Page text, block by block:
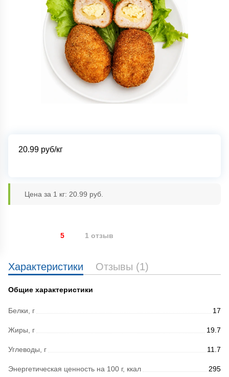
20.99 руб/кг
Цена за 1 кг: 20.99 руб.
Характеристики Отзывы (1)
Общие характеристики
Белки, г 17
Жиры, г 19.7
Углеводы, г 11.7
Энергетическая ценность на 100 г, ккал 295
5 1 отзыв